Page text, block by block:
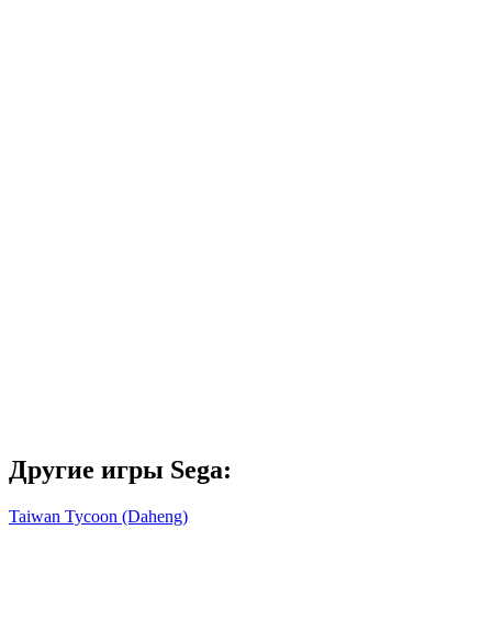
Другие игры Sega:
Taiwan Tycoon (Daheng)